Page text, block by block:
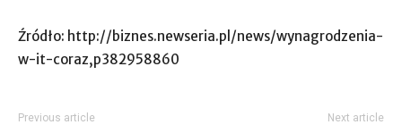
Źródło: http://biznes.newseria.pl/news/wynagrodzenia-
w-it-coraz,p382958860
Previous article Next article